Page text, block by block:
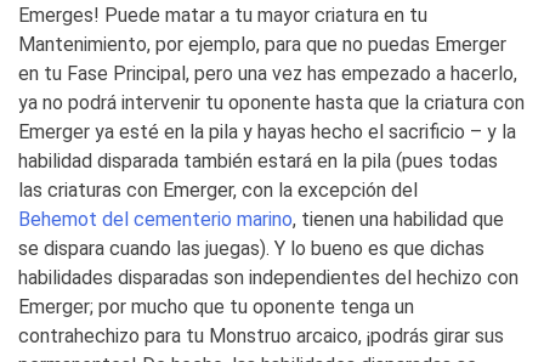
Emerges! Puede matar a tu mayor criatura en tu
Mantenimiento, por ejemplo, para que no puedas Emerger
en tu Fase Principal, pero una vez has empezado a hacerlo,
ya no podrá intervenir tu oponente hasta que la criatura con
Emerger ya esté en la pila y hayas hecho el sacrificio – y la
habilidad disparada también estará en la pila (pues todas
las criaturas con Emerger, con la excepción del
Behemot del cementerio marino, tienen una habilidad que
se dispara cuando las juegas). Y lo bueno es que dichas
habilidades disparadas son independientes del hechizo con
Emerger; por mucho que tu oponente tenga un
contrahechizo para tu Monstruo arcaico, ¡podrás girar sus